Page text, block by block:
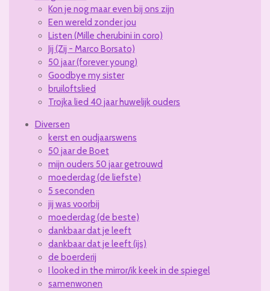
Kon je nog maar even bij ons zijn
Een wereld zonder jou
Listen (Mille cherubini in coro)
Jij (Zij - Marco Borsato)
50 jaar (forever young)
Goodbye my sister
bruiloftslied
Trojka lied 40 jaar huwelijk ouders
Diversen
kerst en oudjaarswens
50 jaar de Boet
mijn ouders 50 jaar getrouwd
moederdag (de liefste)
5 seconden
jij was voorbij
moederdag (de beste)
dankbaar dat je leeft
dankbaar dat je leeft (ijs)
de boerderij
I looked in the mirror/ik keek in de spiegel
samenwonen